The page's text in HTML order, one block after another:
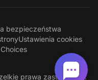
bezpieczeństwa
Ustawienia cookies
prawa zastrzeżone.